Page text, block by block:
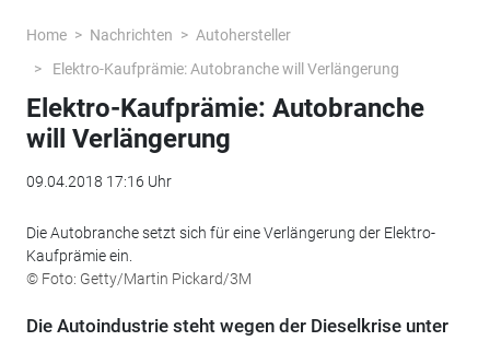
Home Nachrichten
Autohersteller
Elektro-Kaufprämie: Autobranche will Verlängerung
Elektro-Kaufprämie: Autobranche
will Verlängerung
09.04.2018 17:16 Uhr
Die Autobranche setzt sich für eine Verlängerung der Elektro-
Kaufprämie ein.
© Foto: Getty/Martin Pickard/3M
Die Autoindustrie steht wegen der Dieselkrise unter